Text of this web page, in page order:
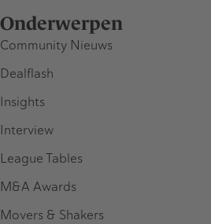
Onderwerpen
Community Nieuws
Dealflash
Insights
Interview
League Tables
M&A Awards
Movers & Shakers